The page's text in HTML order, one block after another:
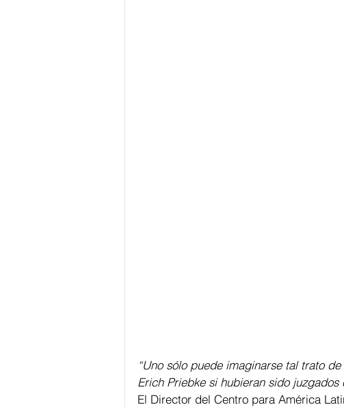
“Uno sólo puede imaginarse tal trato
Erich Priebke si hubieran sido juzgados
El Director del Centro para América